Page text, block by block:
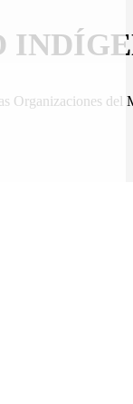
Organizaciones